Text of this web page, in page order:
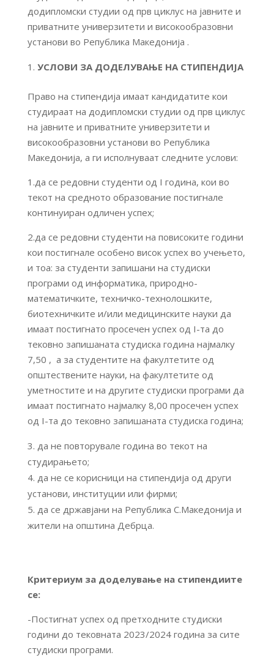
додипломски студии од прв циклус на јавните и
приватните универзитети и високообразовни
установи во Република Македонија .
УСЛОВИ ЗА ДОДЕЛУВАЊЕ НА СТИПЕНДИЈА
Право на стипендија имаат кандидатите кои
студираат на додипломски студии од прв циклус
на јавните и приватните универзитети и
високообразовни установи во Република
Македонија, а ги исполнуваат следните услови:
1.да се редовни студенти од I година, кои во
текот на средното образование постигнале
континуиран одличен успех;
2.да се редовни студенти на повисоките години
кои постигнале особено висок успех во учењето,
и тоа: за студенти запишани на студиски
програми од информатика, природно-
математичките, техничко-технолошките,
биотехничките и/или медицинските науки да
имаат постигнато просечен успех од I-та до
тековно запишаната студиска година најмалку
7,50 , а за студентите на факултетите од
општествените науки, на факултетите од
уметностите и на другите студиски програми да
имаат постигнато најмалку 8,00 просечен успех
од I-та до тековно запишаната студиска година;
да не повторувале година во текот на
студирањето;
да не се корисници на стипендија од други
установи, институции или фирми;
да се државјани на Република С.Македонија и
жители на општина Дебрца.
Критериум за доделување на стипендиите
се:
-Постигнат успех од претходните студиски
години до тековната 2023/2024 година за сите
студиски програми.